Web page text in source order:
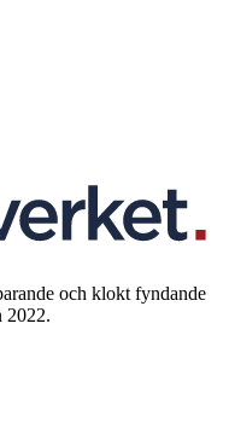
och klokt fyndande
2022.